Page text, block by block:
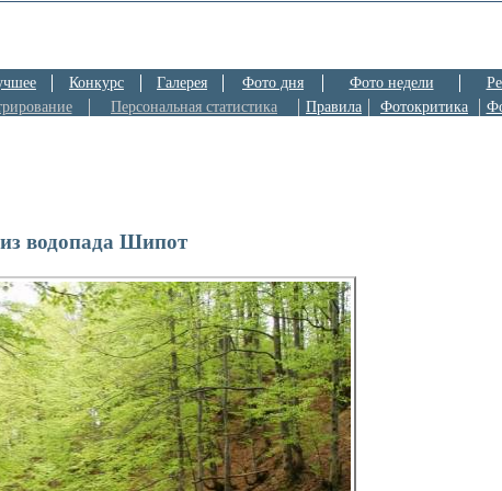
Конкурс Галерея Фото дня Фото недели
Персональная статистика Правила Фотокритика
водопада Шипот